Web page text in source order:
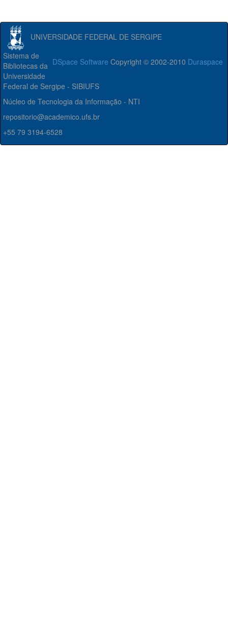
UNIVERSIDADE FEDERAL DE SERGIPE
DSpace Software Copyright © 2002-2010 Duraspace
Sistema de
Bibliotecas da
Universidade
Federal de Sergipe - SIBIUFS
Núcleo de Tecnologia da Informação - NTI
repositorio@academico.ufs.br
+55 79 3194-6528